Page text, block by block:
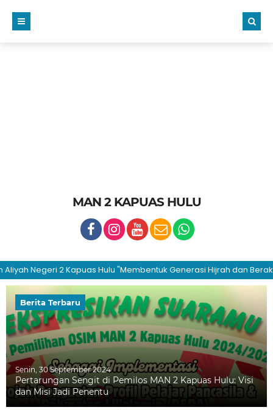
MAN 2 KAPUAS HULU
Negeri 2 Kapuas Hulu "Membentuk Generasi Hijrah dan
Berita Terbaru
Senin, 30 September 2024
Pertarungan Sengit di Pemilos MAN 2 Kapuas Hulu: Visi
dan Misi Jadi Penentu